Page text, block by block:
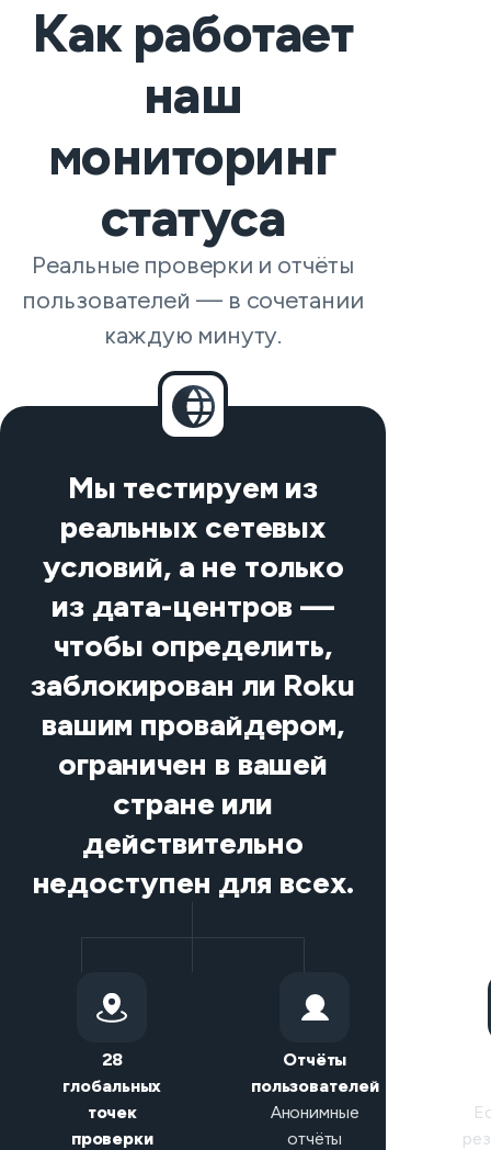
Как работает
наш
мониторинг
статуса
Реальные проверки и отчёты
пользователей — в сочетании
каждую минуту.
Мы тестируем из
реальных сетевых
условий, а не только
из дата-центров —
чтобы определить,
заблокирован ли Roku
вашим провайдером,
ограничен в вашей
стране или
действительно
недоступен для всех.
28
глобальных
точек
проверки
Отчёты
пользователей
Анонимные
отчёты